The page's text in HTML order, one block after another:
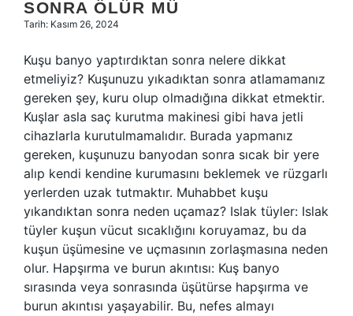
SONRA ÖLÜR MÜ
Tarih: Kasım 26, 2024
Kuşu banyo yaptırdıktan sonra nelere dikkat
etmeliyiz? Kuşunuzu yıkadıktan sonra atlamamanız
gereken şey, kuru olup olmadığına dikkat etmektir.
Kuşlar asla saç kurutma makinesi gibi hava jetli
cihazlarla kurutulmamalıdır. Burada yapmanız
gereken, kuşunuzu banyodan sonra sıcak bir yere
alıp kendi kendine kurumasını beklemek ve rüzgarlı
yerlerden uzak tutmaktır. Muhabbet kuşu
yıkandıktan sonra neden uçamaz? Islak tüyler: Islak
tüyler kuşun vücut sıcaklığını koruyamaz, bu da
kuşun üşümesine ve uçmasının zorlaşmasına neden
olur. Hapşırma ve burun akıntısı: Kuş banyo
sırasında veya sonrasında üşütürse hapşırma ve
burun akıntısı yaşayabilir. Bu, nefes almayı